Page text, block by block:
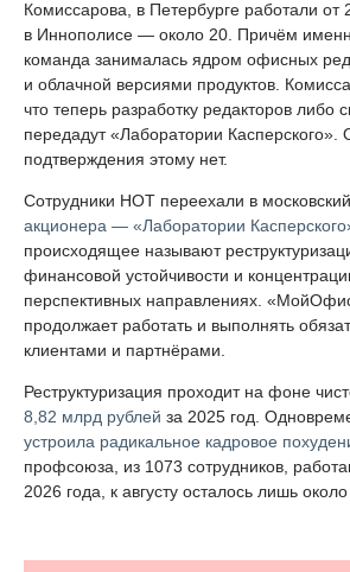
Комиссарова, в Петербурге работали от
в Иннополисе — около 20. Причём
команда занималась ядром офисных
и облачной версиями продуктов.
что теперь разработку редакторов либо
передадут «Лаборатории
подтверждения этому нет.
Сотрудники НОТ переехали в
акционера — «Лаборатории
происходящее называют
финансовой устойчивости и
перспективных направлениях.
продолжает работать и выполнять
клиентами и партнёрами.
Реструктуризация проходит на фоне
8,82 млрд рублей за 2025 год.
устроила радикальное кадровое
профсоюза, из 1073 сотрудников,
2026 года, к августу осталось лишь